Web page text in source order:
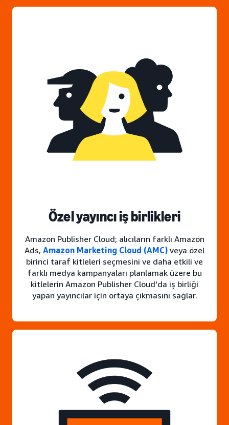
Özel yayıncı iş birlikleri
Amazon Publisher Cloud; alıcıların farklı Amazon
Ads, Amazon Marketing Cloud (AMC) veya özel
birinci taraf kitleleri seçmesini ve daha etkili ve
farklı medya kampanyaları planlamak üzere bu
kitlelerin Amazon Publisher Cloud'da iş birliği
yapan yayıncılar için ortaya çıkmasını sağlar.